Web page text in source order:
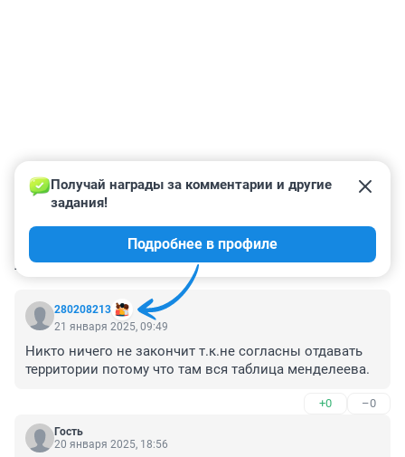
КОММЕНТАРИИ 10
280208213
Получай награды за комментарии и другие
задания!
Подробнее в профиле
21 января 2025, 09:49
Никто ничего не закончит т.к.не согласны отдавать
территории потому что там вся таблица менделеева.
+0 –0
Гость
20 января 2025, 18:56